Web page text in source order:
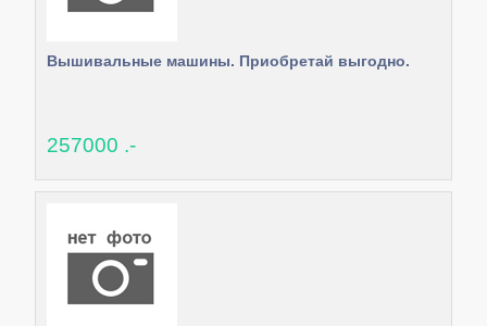
Вышивальные машины. Приобретай выгодно.
257000 .-